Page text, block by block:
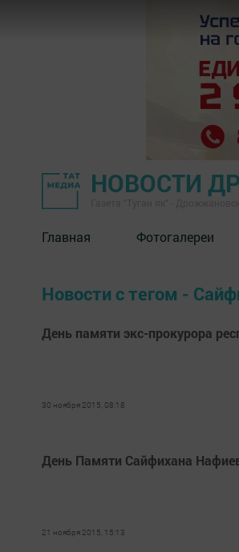
НОВОСТИ
Главная Фотогалереи
Новости с тегом -
День памяти экс-прокурора
30 ноября 2015, 08:18
День Памяти Сайфихана
21 ноября 2015, 15:13